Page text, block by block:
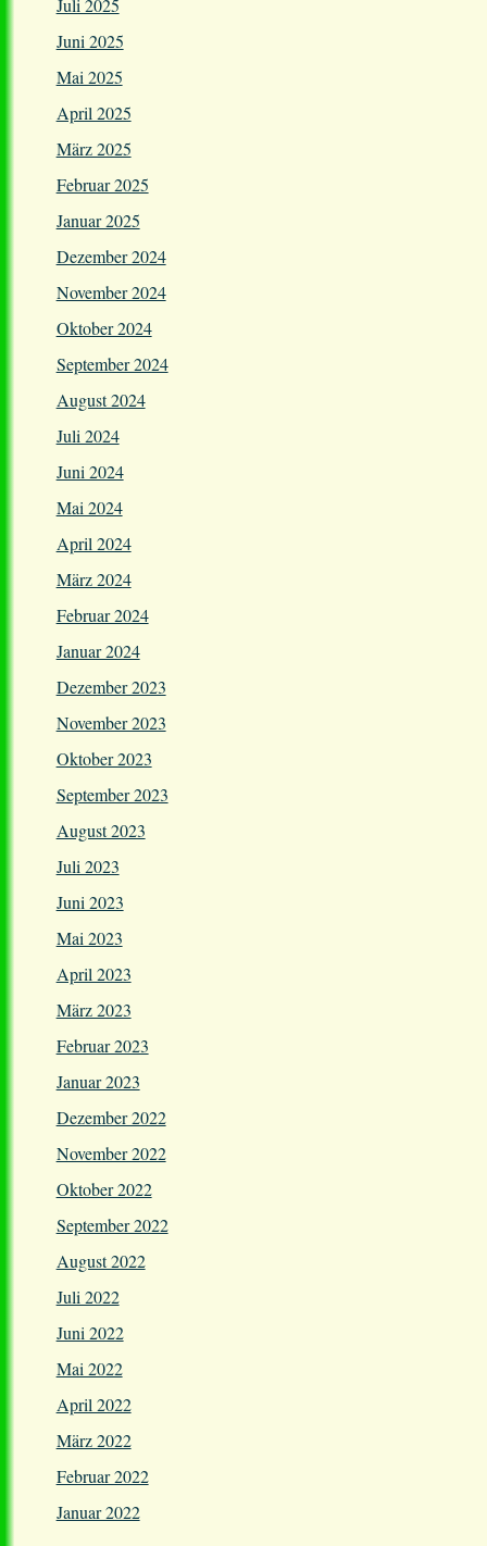
Juli 2025
Juni 2025
Mai 2025
April 2025
März 2025
Februar 2025
Januar 2025
Dezember 2024
November 2024
Oktober 2024
September 2024
August 2024
Juli 2024
Juni 2024
Mai 2024
April 2024
März 2024
Februar 2024
Januar 2024
Dezember 2023
November 2023
Oktober 2023
September 2023
August 2023
Juli 2023
Juni 2023
Mai 2023
April 2023
März 2023
Februar 2023
Januar 2023
Dezember 2022
November 2022
Oktober 2022
September 2022
August 2022
Juli 2022
Juni 2022
Mai 2022
April 2022
März 2022
Februar 2022
Januar 2022